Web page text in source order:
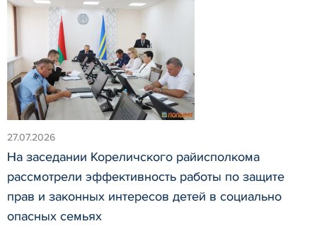
27.07.2026
На заседании Кореличского райисполкома
рассмотрели эффективность работы по защите
прав и законных интересов детей в социально
опасных семьях